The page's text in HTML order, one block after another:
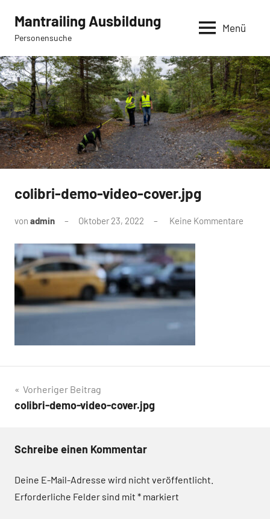
Inhalt
springen
Mantrailing Ausbildung
Personensuche
Menü
colibri-demo-video-cover.jpg
von admin Oktober 23, 2022 Keine Kommentare
Beitrags-
Navigation
Vorheriger Beitrag
colibri-demo-video-cover.jpg
Schreibe einen Kommentar
Deine E-Mail-Adresse wird nicht veröffentlicht.
Erforderliche Felder sind mit * markiert